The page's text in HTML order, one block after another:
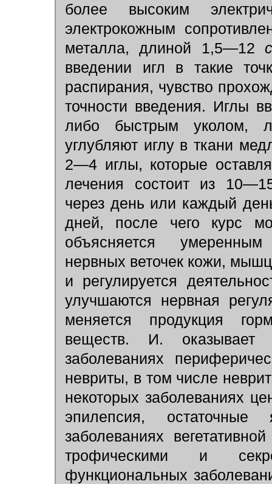
более высоким
электрокожным
металла, длиной 1,5—12
введении игл в такие
распирания, чувство
точности введения. Иглы
либо быстрым уколом,
углубляют иглу в ткани
2—4 иглы, которые
лечения состоит из
через день или каждый
дней, после чего курс
объясняется
нервных веточек кожи,
и регулируется
улучшаются нервная
меняется продукция
веществ. И.
заболеваниях
невриты, в том числе
некоторых заболеваниях
эпилепсия,
заболеваниях
трофическими и
функциональных